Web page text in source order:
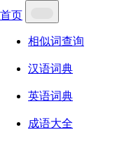
首页
相似词查询
汉语词典
英语词典
成语大全